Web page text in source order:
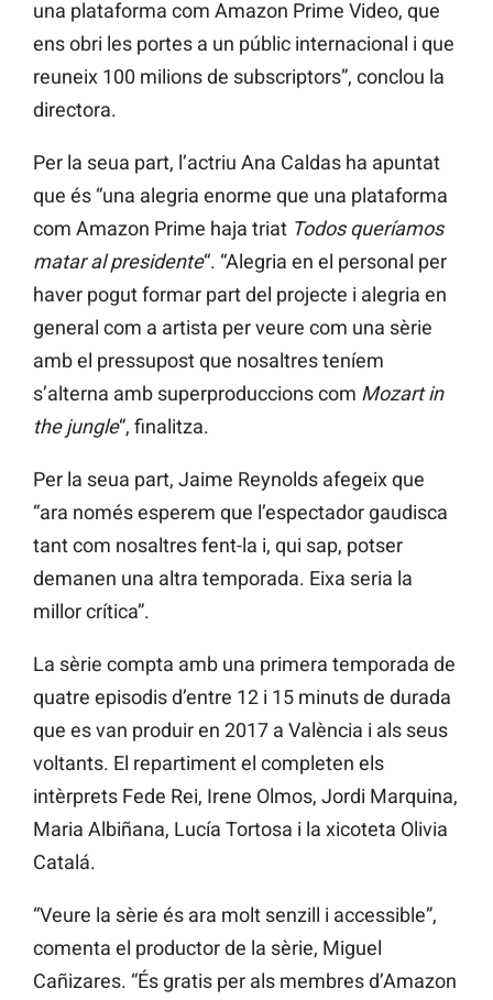
una plataforma com Amazon Prime Video, que
ens obri les portes a un públic internacional i que
reuneix 100 milions de subscriptors”, conclou la
directora.
Per la seua part, l’actriu Ana Caldas ha apuntat
que és “una alegria enorme que una plataforma
com Amazon Prime haja triat Todos queríamos
matar al presidente“. “Alegria en el personal per
haver pogut formar part del projecte i alegria en
general com a artista per veure com una sèrie
amb el pressupost que nosaltres teníem
s’alterna amb superproduccions com Mozart in
the jungle“, finalitza.
Per la seua part, Jaime Reynolds afegeix que
“ara només esperem que l’espectador gaudisca
tant com nosaltres fent-la i, qui sap, potser
demanen una altra temporada. Eixa seria la
millor crítica”.
La sèrie compta amb una primera temporada de
quatre episodis d’entre 12 i 15 minuts de durada
que es van produir en 2017 a València i als seus
voltants. El repartiment el completen els
intèrprets Fede Rei, Irene Olmos, Jordi Marquina,
Maria Albiñana, Lucía Tortosa i la xicoteta Olivia
Catalá.
“Veure la sèrie és ara molt senzill i accessible”,
comenta el productor de la sèrie, Miguel
Cañizares. “És gratis per als membres d’Amazon